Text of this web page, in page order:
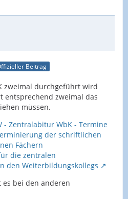
Beitrag
zweimal durchgeführt wird
entsprechend zweimal das
müssen.
- Zentralabitur WbK - Termine
der schriftlichen
Fächern
die zentralen
den Weiterbildungskollegs
es bei den anderen